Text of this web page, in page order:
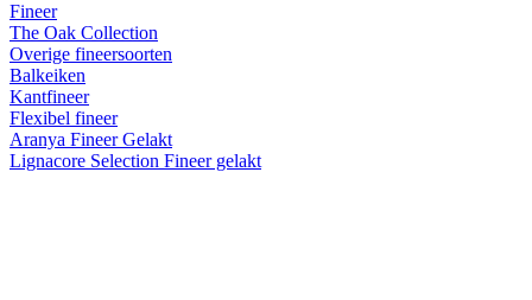
Fineer
The Oak Collection
Overige fineersoorten
Balkeiken
Kantfineer
Flexibel fineer
Aranya Fineer Gelakt
Lignacore Selection Fineer gelakt